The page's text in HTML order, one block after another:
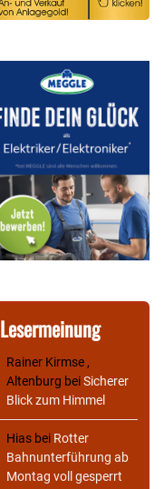
Lesermeinung
Rainer Kirmse ,
Altenburg beiSicherer
Blick zum Himmel
Hias bei Rotter
Bahnunterführung ab
Montag voll gesperrt